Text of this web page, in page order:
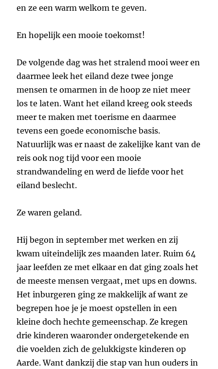
en ze een warm welkom te geven.
En hopelijk een mooie toekomst!
De volgende dag was het stralend mooi weer en
daarmee leek het eiland deze twee jonge
mensen te omarmen in de hoop ze niet meer
los te laten. Want het eiland kreeg ook steeds
meer te maken met toerisme en daarmee
tevens een goede economische basis.
Natuurlijk was er naast de zakelijke kant van de
reis ook nog tijd voor een mooie
strandwandeling en werd de liefde voor het
eiland beslecht.
Ze waren geland.
Hij begon in september met werken en zij
kwam uiteindelijk zes maanden later. Ruim 64
jaar leefden ze met elkaar en dat ging zoals het
de meeste mensen vergaat, met ups en downs.
Het inburgeren ging ze makkelijk af want ze
begrepen hoe je je moest opstellen in een
kleine doch hechte gemeenschap. Ze kregen
drie kinderen waaronder ondergetekende en
die voelden zich de gelukkigste kinderen op
Aarde. Want dankzij die stap van hun ouders in